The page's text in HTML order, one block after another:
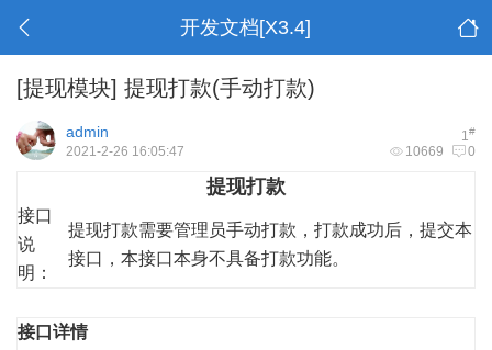
开发文档[X3.4]
[提现模块] 提现打款(手动打款)
1#
admin
10669 0
2021-2-26 16:05:47
提现打款
接口
说
明：
提现打款需要管理员手动打款，打款成功后，提交本
接口，本接口本身不具备打款功能。
接口详情